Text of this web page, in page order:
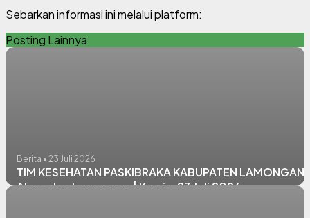
Sebarkan informasi ini melalui platform:
Posting Lainnya
Berita • 23 Juli 2026
TIM KESEHATAN PASKIBRAKA KABUPATEN LAMONGAN
Alun-alun Lamongan | Kamis, 23 Juli 2026